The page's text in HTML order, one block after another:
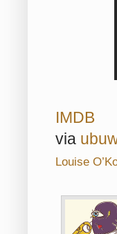
IMDB
via
Louise